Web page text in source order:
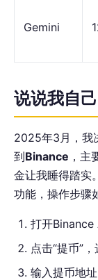
Gemini
说说我自
2025年3月，我
到Binance ，主
金让我睡得踏实
功能，操作步骤
打开Binance
点击“提币”
输入提币地